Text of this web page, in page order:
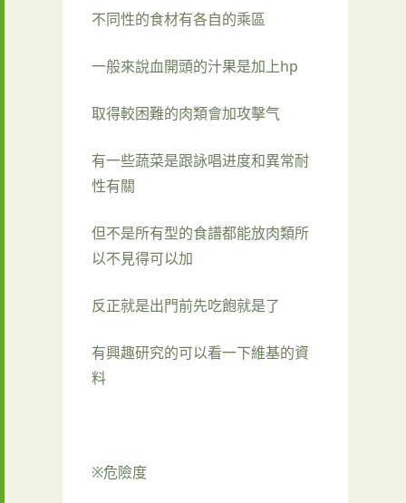
不同性的食材有各自的乘區
一般來說血開頭的汁果是加上hp
取得較困難的肉類會加攻擊气
有一些蔬菜是跟詠唱进度和異常耐
性有關
但不是所有型的食譜都能放肉類所
以不見得可以加
反正就是出門前先吃飽就是了
有興趣研究的可以看一下維基的資
料
※危險度